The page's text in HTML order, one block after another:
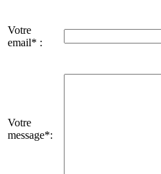
Votre
email* :
Votre
message*: